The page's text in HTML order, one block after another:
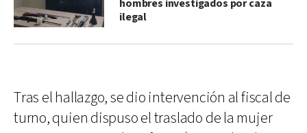
hombres investigados por caza
ilegal
Tras el hallazgo, se dio intervención al fiscal de
turno, quien dispuso el traslado de la mujer